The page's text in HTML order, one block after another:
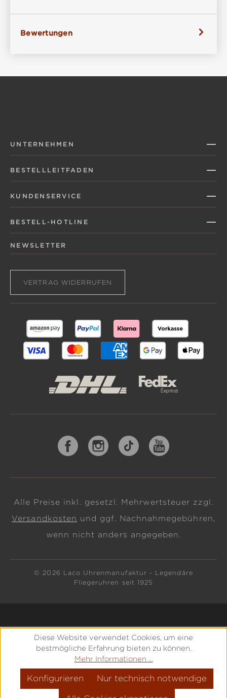
Bewertungen
UNTERNEHMEN
BESTELLLEITFADEN
KUNDENSERVICE
BESTELL-HOTLINE
NEWSLETTER
VERTRAG WIDERRUFEN
Alle Preise inkl. gesetzl. Mehrwertsteuer zzgl.
Versandkosten und ggf. Nachnahmegebühren,
wenn nicht anders angegeben.
© 2026 Laco Uhrenmanufaktur - Legendäre
Fliegeruhren seit 1925
Diese Website verwendet Cookies, um eine
bestmögliche Erfahrung bieten zu können.
Mehr Informationen ...
Nur technisch notwendige
Konfigurieren